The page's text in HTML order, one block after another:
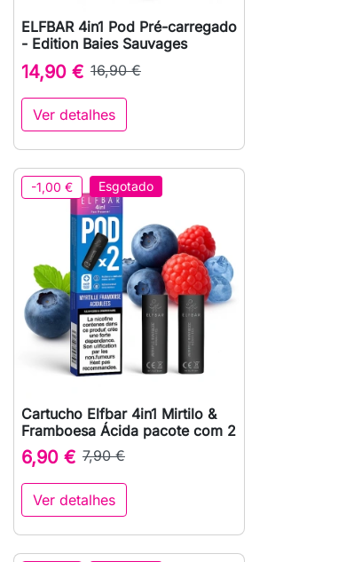
carrinho
 Vista rápida
ELFBAR 4in1 Pod Pré-carregado
- Edition Baies Sauvages
14,90 € 16,90 €
Ver detalhes
-1,00 € Esgotado
 Vista rápida
Cartucho Elfbar 4in1 Mirtilo &
Framboesa Ácida pacote com 2
6,90 € 7,90 €
Ver detalhes